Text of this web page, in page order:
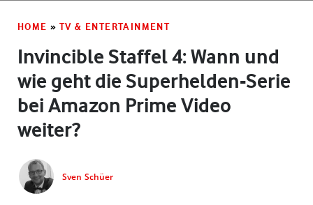
HOME » TV & ENTERTAINMENT
Invincible Staffel 4: Wann und
wie geht die Superhelden-Serie
bei Amazon Prime Video
weiter?
Sven Schüer